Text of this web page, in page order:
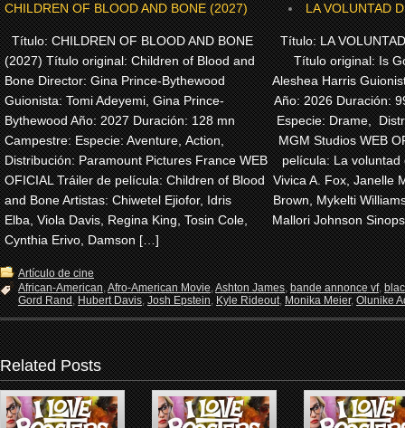
CHILDREN OF BLOOD AND BONE (2027)
Título: CHILDREN OF BLOOD AND BONE
(2027) Título original: Children of Blood and
Bone Director: Gina Prince-Bythewood
Guionista: Tomi Adeyemi, Gina Prince-
Bythewood Año: 2027 Duración: 128 mn
Campestre: Especie: Aventure, Action,
Distribución: Paramount Pictures France WEB
OFICIAL Tráiler de película: Children of Blood
and Bone Artistas: Chiwetel Ejiofor, Idris
Elba, Viola Davis, Regina King, Tosin Cole,
Cynthia Erivo, Damson […]
LA VOLUNTAD
Título: LA
Título original: Is
Aleshea Harris
Año: 2026 Duración:
Especie: Drame,
MGM Studios WEB
película: La voluntad
Vivica A. Fox, Janelle
Brown, Mykelti
Mallori Johnson
Artículo de cine
African-American,Afro-American Movie,Ashton James,bande annonce vf,
Gord Rand,Hubert Davis,Josh Epstein,Kyle Rideout,Monika Meier,Olunike
Related Posts